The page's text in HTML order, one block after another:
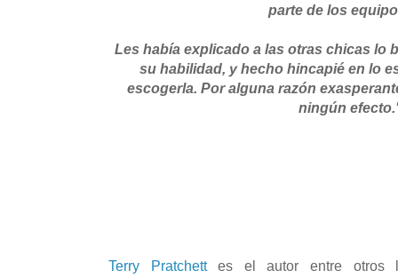
parte de los
Les había explicado a las otras chicas lo
su habilidad, y hecho hincapié en lo
escogerla. Por alguna razón
ningún
Terry Pratchettes el autor entre otros